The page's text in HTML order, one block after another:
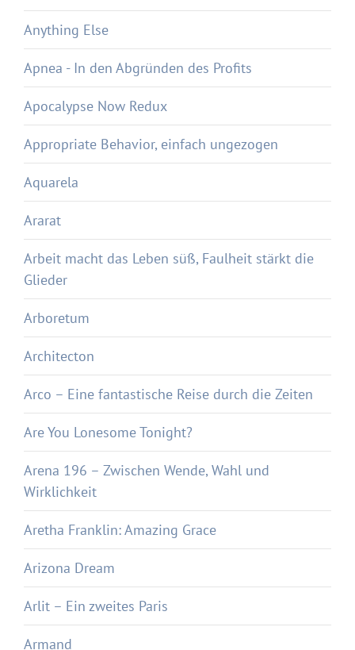
Anything Else
Apnea - In den Abgründen des Profits
Apocalypse Now Redux
Appropriate Behavior, einfach ungezogen
Aquarela
Ararat
Arbeit macht das Leben süß, Faulheit stärkt die
Glieder
Arboretum
Architecton
Arco – Eine fantastische Reise durch die Zeiten
Are You Lonesome Tonight?
Arena 196 – Zwischen Wende, Wahl und
Wirklichkeit
Aretha Franklin: Amazing Grace
Arizona Dream
Arlit – Ein zweites Paris
Armand